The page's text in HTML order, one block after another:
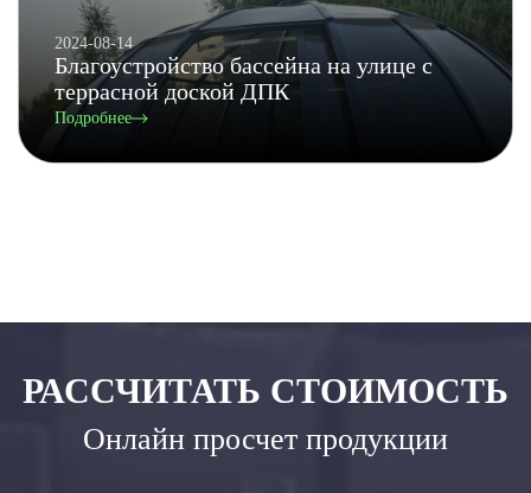
2024-08-14
Благоустройство бассейна на улице с
террасной доской ДПК
Подробнее
РАССЧИТАТЬ СТОИМОСТЬ
Онлайн просчет продукции